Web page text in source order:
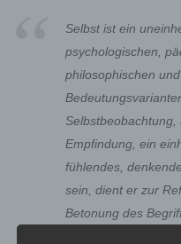
Selbst ist ein
psychologischen,
philosophischen
Selbstbeobachtung,
Empfindung, ein
fühlendes,
sein, dient er zur
Betonung des